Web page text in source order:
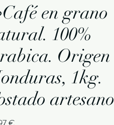
en grano
100%
Origen
1kg.
artesano